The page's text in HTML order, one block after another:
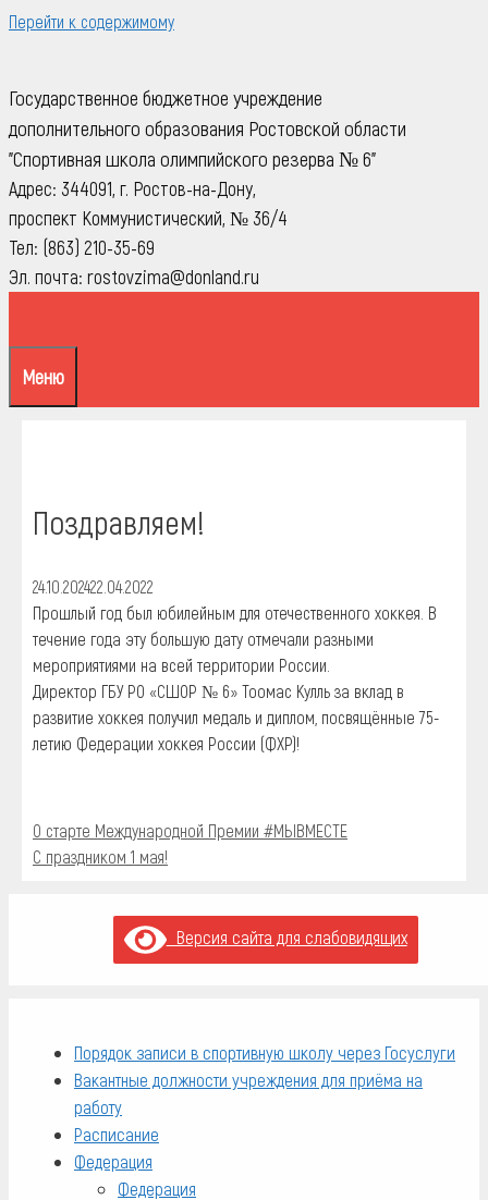
Перейти к содержимому
Государственное бюджетное учреждение
дополнительного образования Ростовской области
"Спортивная школа олимпийского резерва № 6"
Адрес: 344091, г. Ростов-на-Дону,
проспект Коммунистический, № 36/4
Тел: (863) 210-35-69
Эл. почта: rostovzima@donland.ru
Меню
Поздравляем!
24.10.202422.04.2022
Прошлый год был юбилейным для отечественного хоккея. В
течение года эту большую дату отмечали разными
мероприятиями на всей территории России.
Директор ГБУ РО «СШОР № 6» Тоомас Кулль за вклад в
развитие хоккея получил медаль и диплом, посвящённые 75-
летию Федерации хоккея России (ФХР)!
О старте Международной Премии #МЫВМЕСТЕ
С праздником 1 мая!
Версия сайта для слабовидящих
Порядок записи в спортивную школу через Госуслуги
Вакантные должности учреждения для приёма на
работу
Расписание
Федерация
Федерация